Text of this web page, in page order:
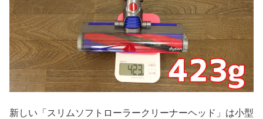
新しい「スリムソフトローラークリーナーヘッド」は小型